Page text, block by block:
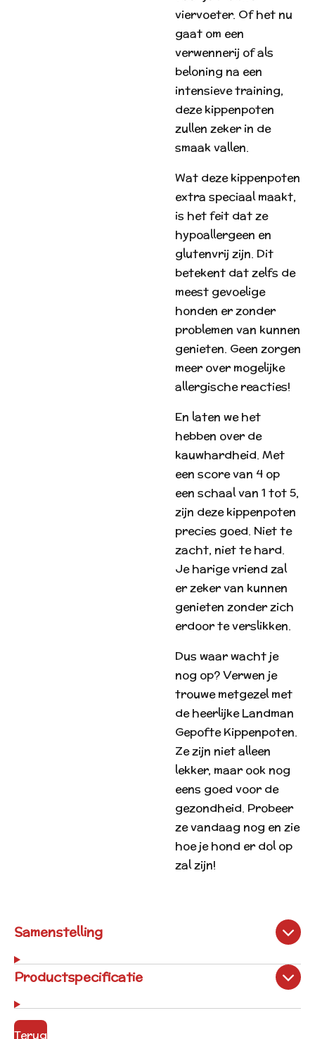
viervoeter. Of het nu
gaat om een
verwennerij of als
beloning na een
intensieve training,
deze kippenpoten
zullen zeker in de
smaak vallen.
Wat deze kippenpoten
extra speciaal maakt,
is het feit dat ze
hypoallergeen en
glutenvrij zijn. Dit
betekent dat zelfs de
meest gevoelige
honden er zonder
problemen van kunnen
genieten. Geen zorgen
meer over mogelijke
allergische reacties!
En laten we het
hebben over de
kauwhardheid. Met
een score van 4 op
een schaal van 1 tot 5,
zijn deze kippenpoten
precies goed. Niet te
zacht, niet te hard.
Je harige vriend zal
er zeker van kunnen
genieten zonder zich
erdoor te verslikken.
Dus waar wacht je
nog op? Verwen je
trouwe metgezel met
de heerlijke Landman
Gepofte Kippenpoten.
Ze zijn niet alleen
lekker, maar ook nog
eens goed voor de
gezondheid. Probeer
ze vandaag nog en zie
hoe je hond er dol op
zal zijn!
Samenstelling
Productspecificatie
Terug